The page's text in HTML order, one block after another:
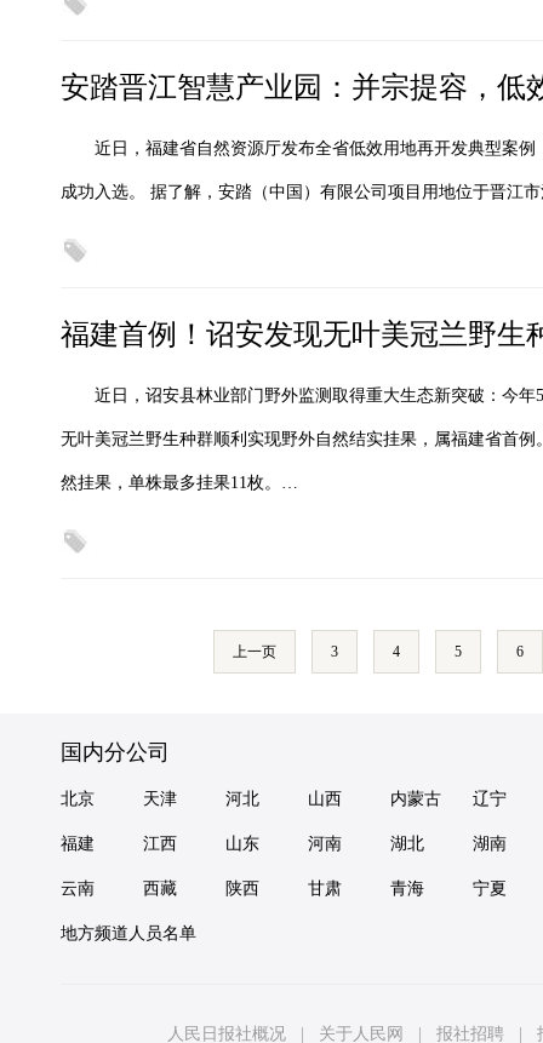
安踏晋江智慧产业园：并宗提容，低
近日，福建省自然资源厅发布全省低效用地再开发典型案
成功入选。 据了解，安踏（中国）有限公司项目用地位于晋江
福建首例！诏安发现无叶美冠兰野生
近日，诏安县林业部门野外监测取得重大生态新突破：今
无叶美冠兰野生种群顺利实现野外自然结实挂果，属福建省首
然挂果，单株最多挂果11枚。…
上一页 3 4 5 6
国内分公司
北京 天津 河北 山西 内蒙古 辽宁
福建 江西 山东 河南 湖北 湖南
云南 西藏 陕西 甘肃 青海 宁夏
地方频道人员名单
人民日报社概况 关于人民网 报社招聘